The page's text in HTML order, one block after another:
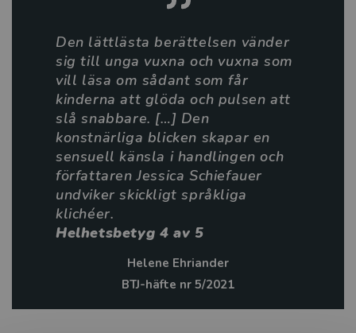
Den lättlästa berättelsen vänder
sig till unga vuxna och vuxna som
vill läsa om sådant som får
kinderna att glöda och pulsen att
slå snabbare. […] Den
konstnärliga blicken skapar en
sensuell känsla i handlingen och
författaren Jessica Schiefauer
undviker skickligt språkliga
klichéer.
Helhetsbetyg 4 av 5
Helene Ehriander
BTJ-häfte nr 5/2021